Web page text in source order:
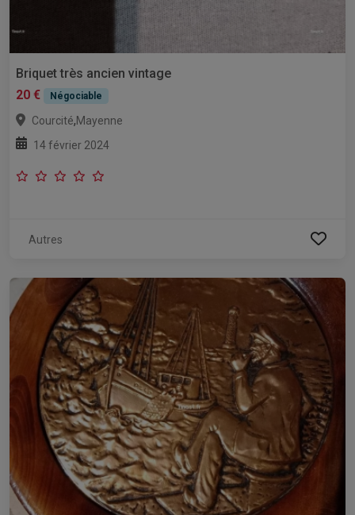
Briquet très ancien vintage
20 €
Négociable
Courcité,Mayenne
14 février 2024
Autres